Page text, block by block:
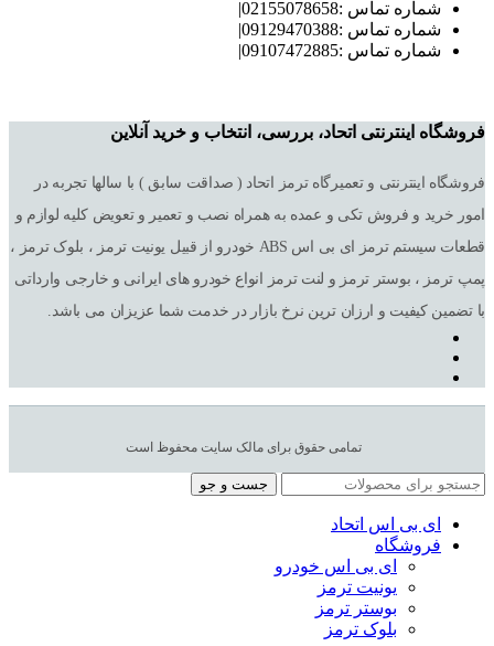
شماره تماس :02155078658|
شماره تماس :09129470388|
شماره تماس :09107472885|
فروشگاه اینترنتی اتحاد، بررسی، انتخاب و خرید آنلاین
فروشگاه اینترنتی و تعمیرگاه ترمز اتحاد ( صداقت سابق ) با سالها تجربه در
امور خرید و فروش تکی و عمده به همراه نصب و تعمیر و تعویض کلیه لوازم و
قطعات سیستم ترمز ای بی اس ABS خودرو از قبیل یونیت ترمز ، بلوک ترمز ،
پمپ ترمز ، بوستر ترمز و لنت ترمز انواع خودرو های ایرانی و خارجی وارداتی
با تضمین کیفیت و ارزان ترین نرخ بازار در خدمت شما عزیزان می باشد.
تمامی حقوق برای مالک سایت محفوظ است
جست و جو
ای بی اس اتحاد
فروشگاه
ای بی اس خودرو
یونیت ترمز
بوستر ترمز
بلوک ترمز